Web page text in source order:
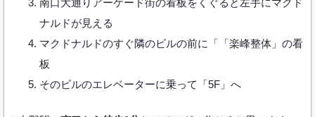
ナルドが見える
マクドナルドのすぐ隣のビルの前に「「楽峰整体」の看
板
そのビルのエレベーターに乗って「5F」へ